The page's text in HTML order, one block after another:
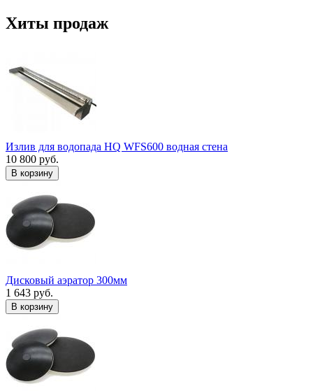
Хиты продаж
Излив для водопада HQ WFS600 водная стена
10 800 руб.
В корзину
Дисковый аэратор 300мм
1 643 руб.
В корзину